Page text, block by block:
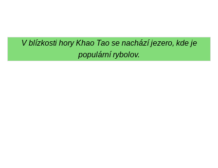
V blízkosti hory Khao Tao se nachází jezero, kde je
populární rybolov.